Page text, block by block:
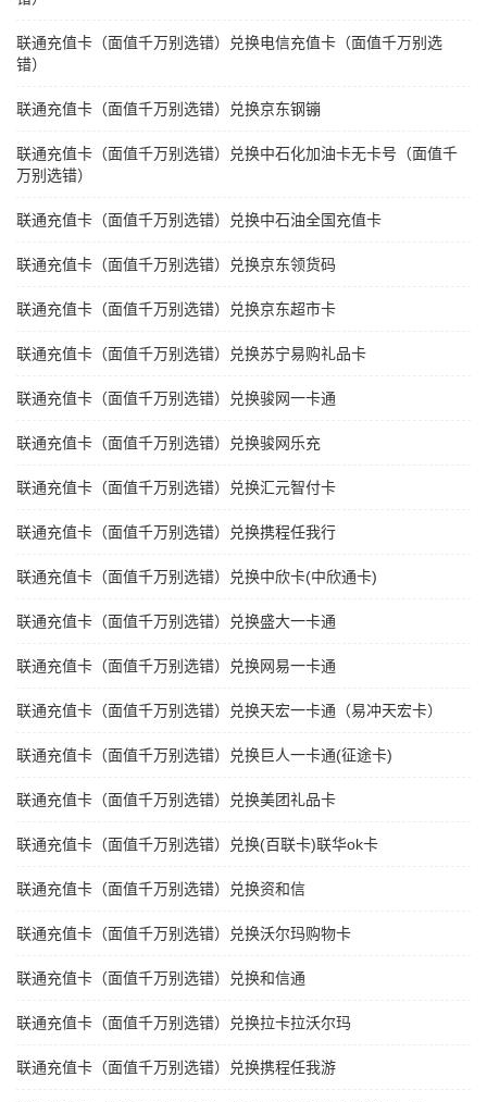
联通充值卡（面值千万别选错）兑换电信充值卡（面值千万别选
错）
联通充值卡（面值千万别选错）兑换京东钢镚
联通充值卡（面值千万别选错）兑换中石化加油卡无卡号（面值千
万别选错）
联通充值卡（面值千万别选错）兑换中石油全国充值卡
联通充值卡（面值千万别选错）兑换京东领货码
联通充值卡（面值千万别选错）兑换京东超市卡
联通充值卡（面值千万别选错）兑换苏宁易购礼品卡
联通充值卡（面值千万别选错）兑换骏网一卡通
联通充值卡（面值千万别选错）兑换骏网乐充
联通充值卡（面值千万别选错）兑换汇元智付卡
联通充值卡（面值千万别选错）兑换携程任我行
联通充值卡（面值千万别选错）兑换中欣卡(中欣通卡)
联通充值卡（面值千万别选错）兑换盛大一卡通
联通充值卡（面值千万别选错）兑换网易一卡通
联通充值卡（面值千万别选错）兑换天宏一卡通（易冲天宏卡）
联通充值卡（面值千万别选错）兑换巨人一卡通(征途卡)
联通充值卡（面值千万别选错）兑换美团礼品卡
联通充值卡（面值千万别选错）兑换(百联卡)联华ok卡
联通充值卡（面值千万别选错）兑换资和信
联通充值卡（面值千万别选错）兑换沃尔玛购物卡
联通充值卡（面值千万别选错）兑换和信通
联通充值卡（面值千万别选错）兑换拉卡拉沃尔玛
联通充值卡（面值千万别选错）兑换携程任我游